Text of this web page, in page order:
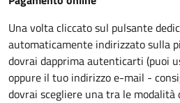
Una volta cliccato sul pulsante
automaticamente indirizzato sulla
dovrai dapprima autenticarti (puoi
oppure il tuo indirizzo e-mail -
dovrai scegliere una tra le modalità